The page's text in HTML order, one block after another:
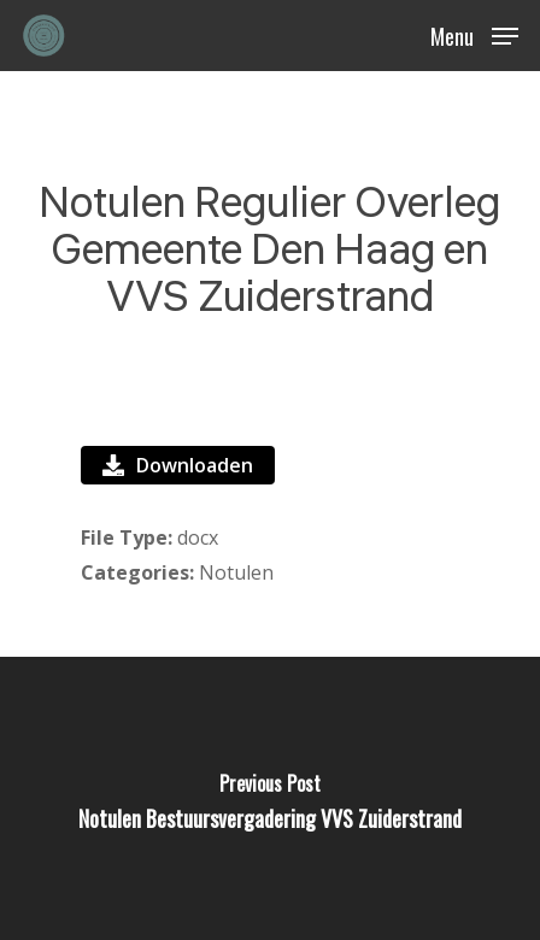
Skip
Menu
Notulen Regulier Overleg
Gemeente Den Haag en
VVS Zuiderstrand
Downloaden
File Type:docx
Categories: Notulen
Previous Post
Notulen Bestuursvergadering VVS Zuiderstrand